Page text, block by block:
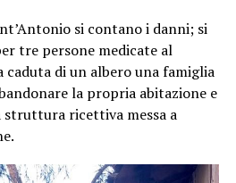
si contano i danni; si
tre persone medicate al
caduta di un albero una famiglia
la propria abitazione e
struttura ricettiva messa a